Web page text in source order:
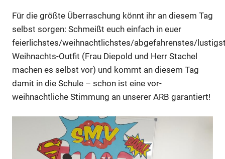
Für die größte Überraschung könnt ihr an diesem Tag
selbst sorgen: Schmeißt euch einfach in euer
feierlichstes/weihnachtlichstes/abgefahrenstes/
Weihnachts-Outfit (Frau Diepold und Herr Stachel
machen es selbst vor) und kommt an diesem Tag
damit in die Schule – schon ist eine vor-
weihnachtliche Stimmung an unserer ARB garantiert!